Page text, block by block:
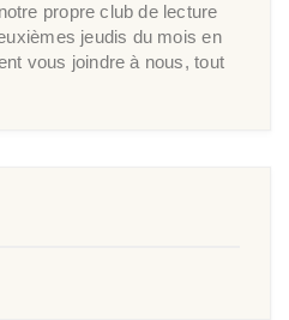
propre club de lecture
jeudis du mois en
vous joindre à nous, tout